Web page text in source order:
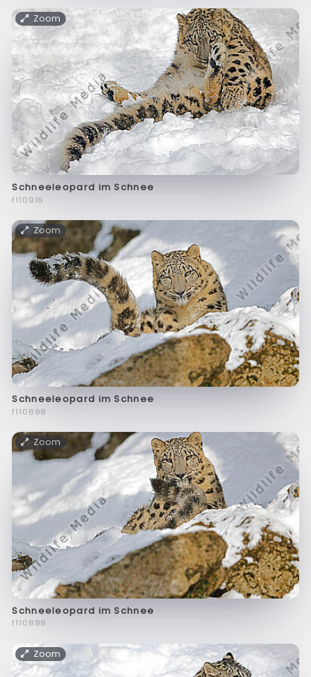
Zoom
Schneeleopard im Schnee
f110916
Zoom
Schneeleopard im Schnee
f110898
Zoom
Schneeleopard im Schnee
f110899
Zoom